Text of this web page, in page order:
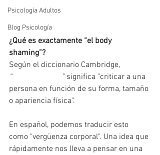
Psicología Adultos
Blog Psicología
¿Qué es exactamente “el body
shaming”?
Según el diccionario Cambridge,
“#bodyshaming ” significa "criticar a una
persona en función de su forma, tamaño
o apariencia física".
En español, podemos traducir esto
como "vergüenza corporal". Una idea que
rápidamente nos lleva a pensar en una